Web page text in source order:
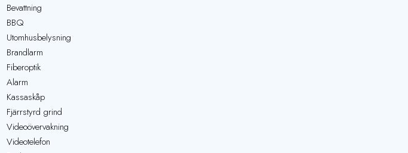
Bevattning
BBQ
Utomhusbelysning
Brandlarm
Fiberoptik
Alarm
Kassaskåp
Fjärrstyrd grind
Videoövervakning
Videotelefon